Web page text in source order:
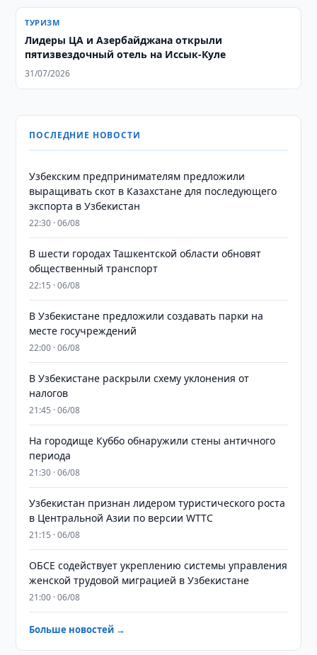
ТУРИЗМ
Лидеры ЦА и Азербайджана открыли
пятизвездочный отель на Иссык-Куле
31/07/2026
ПОСЛЕДНИЕ НОВОСТИ
Узбекским предпринимателям предложили
выращивать скот в Казахстане для последующего
экспорта в Узбекистан
22:30 · 06/08
В шести городах Ташкентской области обновят
общественный транспорт
22:15 · 06/08
В Узбекистане предложили создавать парки на
месте госучреждений
22:00 · 06/08
В Узбекистане раскрыли схему уклонения от
налогов
21:45 · 06/08
На городище Куббо обнаружили стены античного
периода
21:30 · 06/08
Узбекистан признан лидером туристического роста
в Центральной Азии по версии WTTC
21:15 · 06/08
ОБСЕ содействует укреплению системы управления
женской трудовой миграцией в Узбекистане
21:00 · 06/08
Больше новостей →